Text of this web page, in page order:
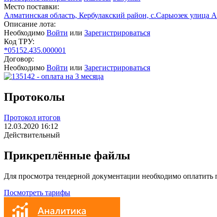
Место поставки:
Алматинская область, Кербулакский район, с.Сарыозек улица
Описание лота:
Необходимо Войти или Зарегистрироваться
Код ТРУ:
*05152.435.000001
Договор:
Необходимо Войти или Зарегистрироваться
Протоколы
Протокол итогов
12.03.2020 16:12
Действительный
Прикреплённые файлы
Для просмотра тендерной документации необходимо оплатить
Посмотреть тарифы